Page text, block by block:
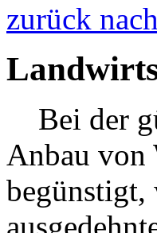
zurück
Bei der
Anbau von